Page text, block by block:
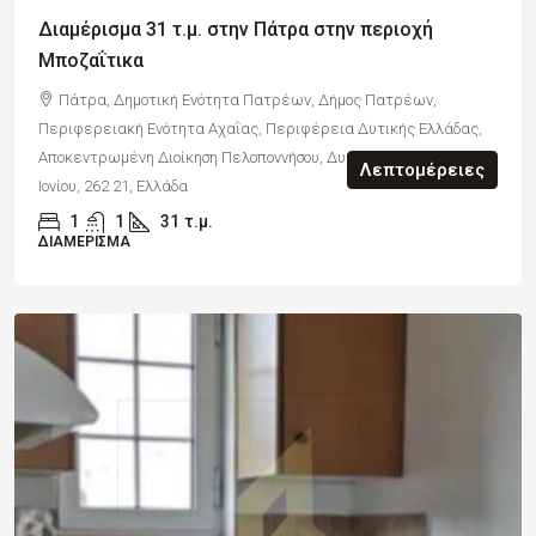
Διαμέρισμα 31 τ.μ. στην Πάτρα στην περιοχή
Μποζαΐτικα
Πάτρα, Δημοτική Ενότητα Πατρέων, Δήμος Πατρέων,
Περιφερειακή Ενότητα Αχαΐας, Περιφέρεια Δυτικής Ελλάδας,
Αποκεντρωμένη Διοίκηση Πελοποννήσου, Δυτικής Ελλάδας και
Ιονίου, 262 21, Ελλάδα
1 1 31 τ.μ.
ΔΙΑΜΈΡΙΣΜΑ
Λεπτομέρειες